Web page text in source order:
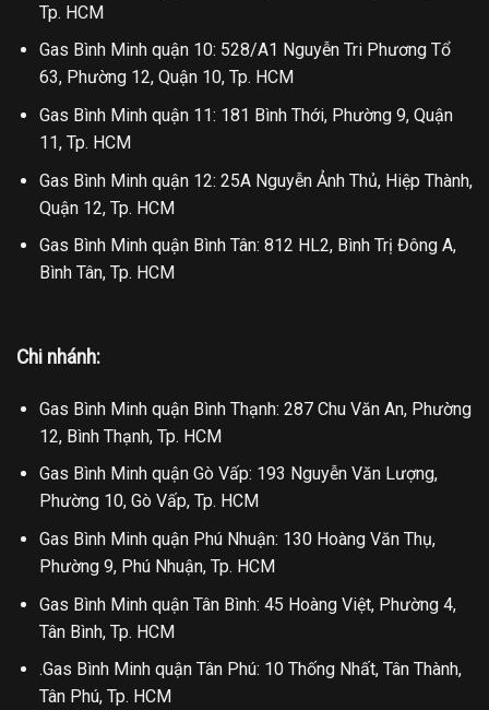
Tp. HCM
Gas Bình Minh quận 10: 528/A1 Nguyễn Tri Phương Tổ
63, Phường 12, Quận 10, Tp. HCM
Gas Bình Minh quận 11: 181 Bình Thới, Phường 9, Quận
11, Tp. HCM
Gas Bình Minh quận 12: 25A Nguyễn Ảnh Thủ, Hiệp Thành,
Quận 12, Tp. HCM
Gas Bình Minh quận Bình Tân: 812 HL2, Bình Trị Đông A,
Bình Tân, Tp. HCM
Chi nhánh:
Gas Bình Minh quận Bình Thạnh: 287 Chu Văn An, Phường
12, Bình Thạnh, Tp. HCM
Gas Bình Minh quận Gò Vấp: 193 Nguyễn Văn Lượng,
Phường 10, Gò Vấp, Tp. HCM
Gas Bình Minh quận Phú Nhuận: 130 Hoàng Văn Thụ,
Phường 9, Phú Nhuận, Tp. HCM
Gas Bình Minh quận Tân Bình: 45 Hoàng Việt, Phường 4,
Tân Bình, Tp. HCM
.Gas Bình Minh quận Tân Phú: 10 Thống Nhất, Tân Thành,
Tân Phú, Tp. HCM